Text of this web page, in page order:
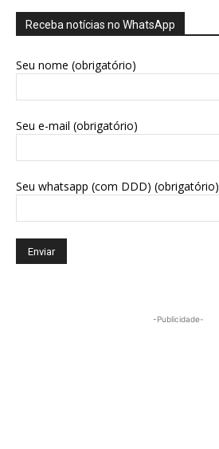
Receba notícias no WhatsApp
Seu nome (obrigatório)
Seu e-mail (obrigatório)
Seu whatsapp (com DDD) (obrigatório)
-Publicidade-